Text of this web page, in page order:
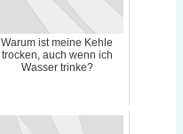
Warum ist meine Kehle
trocken, auch wenn ich
Wasser trinke?